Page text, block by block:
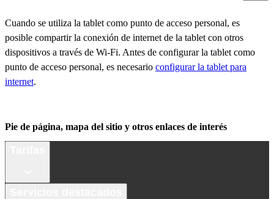
Cuando se utiliza la tablet como punto de acceso personal, es
posible compartir la conexión de internet de la tablet con otros
dispositivos a través de Wi-Fi. Antes de configurar la tablet como
punto de acceso personal, es necesario configurar la tablet para
internet.
Pie de página, mapa del sitio y otros enlaces de interés